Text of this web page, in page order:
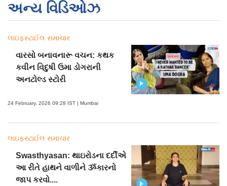
અન્ય વિડિઓઝ
લાઇફસ્ટાઈલ સમાચાર
વારસો બનાવનારૂ વચન: કથક
કવીન વિદુષી ઉમા ડોગરાની
અનટોલ્ડ સ્ટોરી
24 February, 2026 09:28 IST | Mumbai
લાઇફસ્ટાઈલ સમાચાર
Swasthyasan: થાઇરોડના દર્દીએ
આ રીતે હાથને વાળીને ૐકારનો
જાપ કરવો....